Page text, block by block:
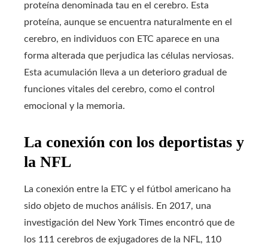
proteína denominada tau en el cerebro. Esta
proteína, aunque se encuentra naturalmente en el
cerebro, en individuos con ETC aparece en una
forma alterada que perjudica las células nerviosas.
Esta acumulación lleva a un deterioro gradual de
funciones vitales del cerebro, como el control
emocional y la memoria.
La conexión con los deportistas y
la NFL
La conexión entre la ETC y el fútbol americano ha
sido objeto de muchos análisis. En 2017, una
investigación del New York Times encontró que de
los 111 cerebros de exjugadores de la NFL, 110